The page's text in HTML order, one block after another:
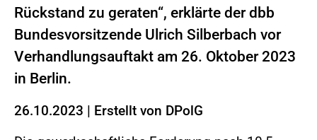
Rückstand zu geraten“, erklärte der dbb
Bundesvorsitzende Ulrich Silberbach vor
Verhandlungsauftakt am 26. Oktober 2023
in Berlin.
26.10.2023 | Erstellt von DPolG